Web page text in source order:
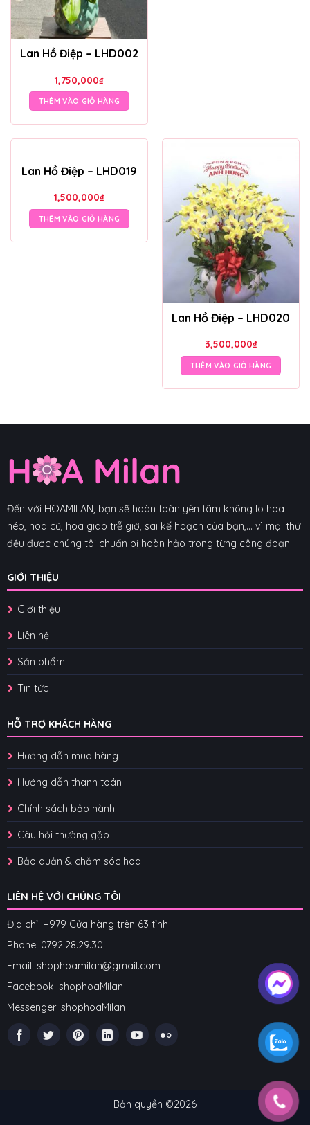
Lan Hồ Điệp – LHD002
1,750,000₫
THÊM VÀO GIỎ HÀNG
Lan Hồ Điệp – LHD019
1,500,000₫
THÊM VÀO GIỎ HÀNG
Lan Hồ Điệp – LHD020
3,500,000₫
THÊM VÀO GIỎ HÀNG
Đến với HOAMILAN, bạn sẽ hoàn toàn yên tâm không lo hoa
héo, hoa cũ, hoa giao trễ giờ, sai kế hoạch của bạn,... vì mọi thứ
đều được chúng tôi chuẩn bị hoàn hảo trong từng công đoạn.
GIỚI THIỆU
Giới thiệu
Liên hệ
Sản phẩm
Tin tức
HỖ TRỢ KHÁCH HÀNG
Hướng dẫn mua hàng
Hướng dẫn thanh toán
Chính sách bảo hành
Câu hỏi thường gặp
Bảo quản & chăm sóc hoa
LIÊN HỆ VỚI CHÚNG TÔI
Địa chỉ: +979 Cửa hàng trên 63 tỉnh
Phone: 0792.28.29.30
Email: shophoamilan@gmail.com
Facebook: shophoaMilan
Messenger: shophoaMilan
Bản quyền ©2026